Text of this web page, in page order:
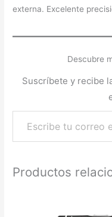
externa. Excelente
Descubre
Suscríbete y recibe
Productos